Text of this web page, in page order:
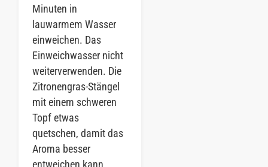
Minuten in
lauwarmem Wasser
einweichen. Das
Einweichwasser nicht
weiterverwenden. Die
Zitronengras-Stängel
mit einem schweren
Topf etwas
quetschen, damit das
Aroma besser
entweichen kann.